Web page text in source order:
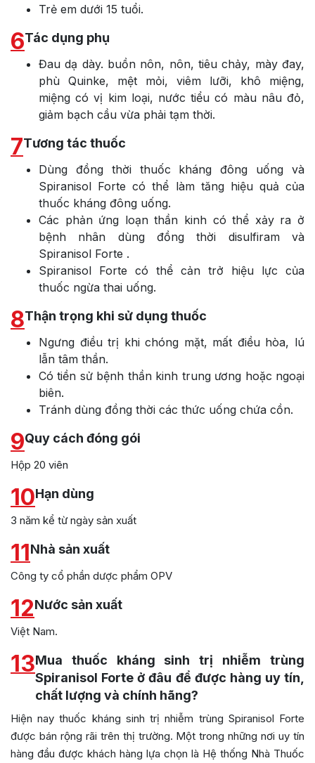
Trẻ em dưới 15 tuổi.
6Tác dụng phụ
Đau dạ dày. buồn nôn, nôn, tiêu chảy, mày đay,
phù Quinke, mệt mỏi, viêm lưỡi, khô miệng,
miệng có vị kim loại, nước tiểu có màu nâu đỏ,
giảm bạch cầu vừa phải tạm thời.
7Tương tác thuốc
Dùng đồng thời thuốc kháng đông uống và
Spiranisol Forte có thể làm tăng hiệu quả của
thuốc kháng đông uống.
Các phản ứng loạn thần kinh có thể xảy ra ở
bệnh nhân dùng đồng thời disulfiram và
Spiranisol Forte .
Spiranisol Forte có thể cản trở hiệu lực của
thuốc ngừa thai uống.
8Thận trọng khi sử dụng thuốc
Ngưng điều trị khi chóng mặt, mất điều hòa, lú
lẫn tâm thần.
Có tiền sử bệnh thần kinh trung ương hoặc ngoại
biên.
Tránh dùng đồng thời các thức uống chứa cồn.
9Quy cách đóng gói
Hộp 20 viên
10Hạn dùng
3 năm kể từ ngày sản xuất
11Nhà sản xuất
Công ty cổ phần dược phẩm OPV
12Nước sản xuất
Việt Nam.
13Mua thuốc kháng sinh trị nhiễm trùng
Spiranisol Forte ở đâu để được hàng uy tín,
chất lượng và chính hãng?
Hiện nay thuốc kháng sinh trị nhiễm trùng Spiranisol Forte
được bán rộng rãi trên thị trường. Một trong những nơi uy tín
hàng đầu được khách hàng lựa chọn là Hệ thống Nhà Thuốc